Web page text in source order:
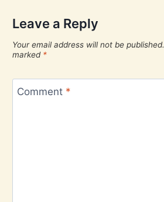
Leave a Reply
Your email address will not be published.
marked *
Comment *